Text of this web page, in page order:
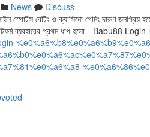
News
Discuss
স্পোর্টস বেটিং ও ক্যাসিনো গেমিং দারুণ
ব্যবহারের প্রথম ধাপ হলো—Babu88